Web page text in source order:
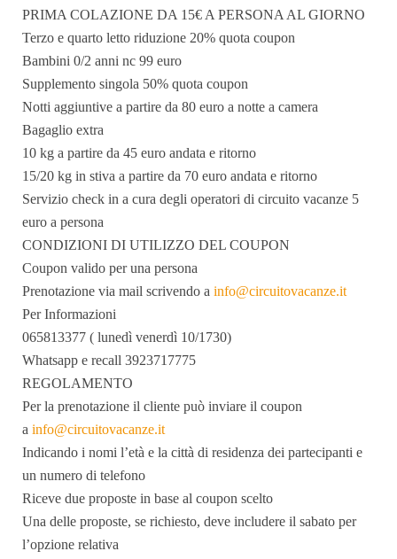
PRIMA COLAZIONE DA 15€ A PERSONA AL GIORNO
Terzo e quarto letto riduzione 20% quota coupon
Bambini 0/2 anni nc 99 euro
Supplemento singola 50% quota coupon
Notti aggiuntive a partire da 80 euro a notte a camera
Bagaglio extra
10 kg a partire da 45 euro andata e ritorno
15/20 kg in stiva a partire da 70 euro andata e ritorno
Servizio check in a cura degli operatori di circuito vacanze 5
euro a persona
CONDIZIONI DI UTILIZZO DEL COUPON
Coupon valido per una persona
Prenotazione via mail scrivendo a info@circuitovacanze.it
Per Informazioni
065813377 ( lunedì venerdì 10/1730)
Whatsapp e recall 3923717775
REGOLAMENTO
Per la prenotazione il cliente può inviare il coupon
a info@circuitovacanze.it
Indicando i nomi l’età e la città di residenza dei partecipanti e
un numero di telefono
Riceve due proposte in base al coupon scelto
Una delle proposte, se richiesto, deve includere il sabato per
l’opzione relativa